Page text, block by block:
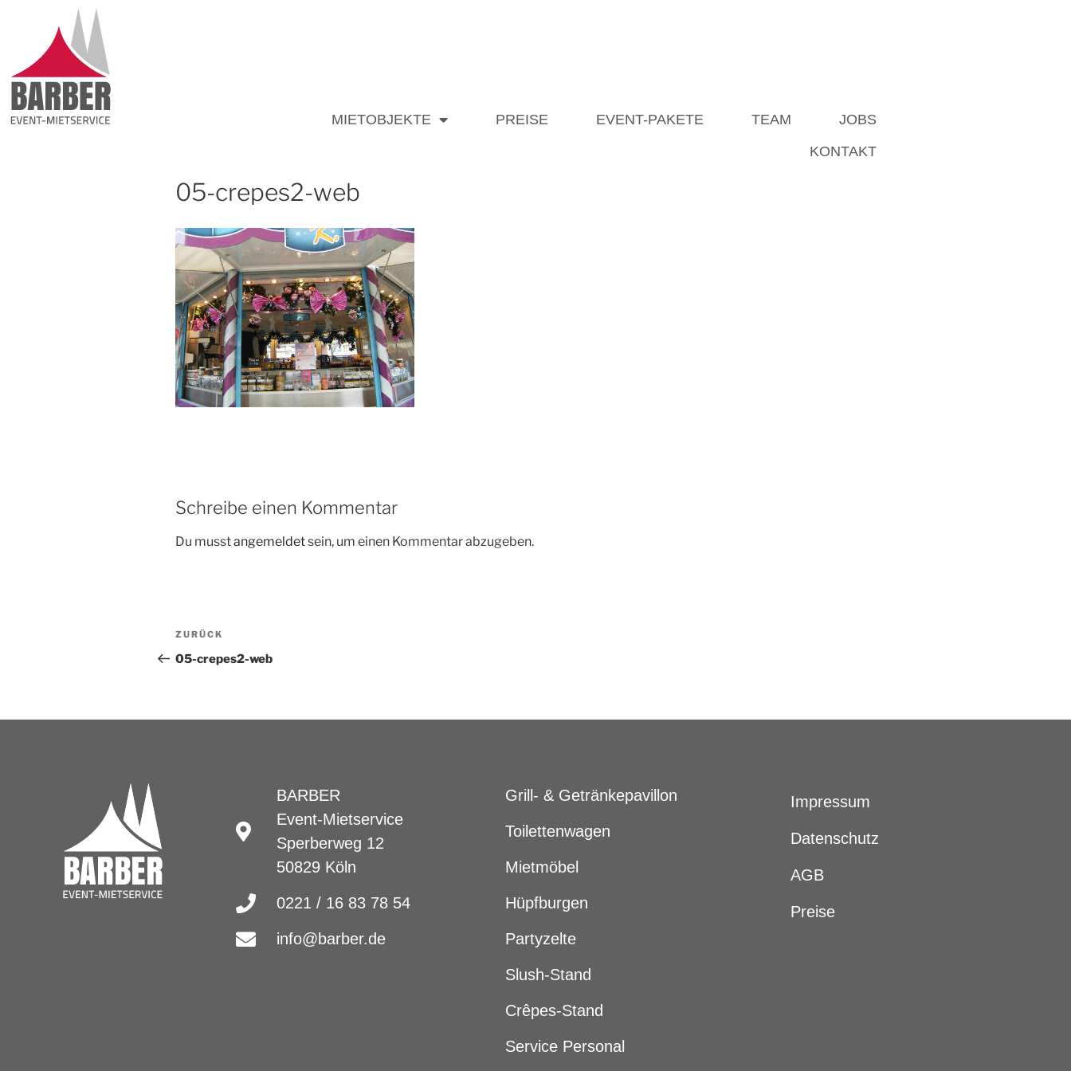
MIETOBJEKTE PREISE EVENT-PAKETE TEAM
JOBS
KONTAKT
05-crepes2-web
Schreibe einen Kommentar
Du musstangemeldetsein, um einen Kommentar abzugeben.
ZURÜCK
05-crepes2-web
BARBER
Event-Mietservice
Sperberweg 12
50829 Köln
0221 / 16 83 78 54
info@barber.de
Grill- & Getränkepavillon
Toilettenwagen
Mietmöbel
Hüpfburgen
Partyzelte
Slush-Stand
Crêpes-Stand
Service Personal
Impressum
Datenschutz
AGB
Preise